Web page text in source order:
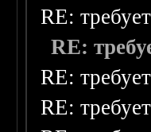
RE:
RE:
RE:
RE: